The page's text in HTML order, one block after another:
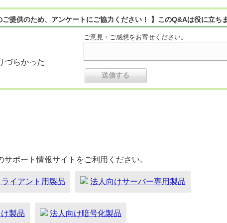
ご提供のため、アンケートにご協力ください！ 】このQ&Aは役に立ち
づらかった
ご意見・ご感想をお寄せください。
ポート情報サイトをご利用ください。
イアント用製品 法人向けサーバー専用製品
製品 法人向け暗号化製品